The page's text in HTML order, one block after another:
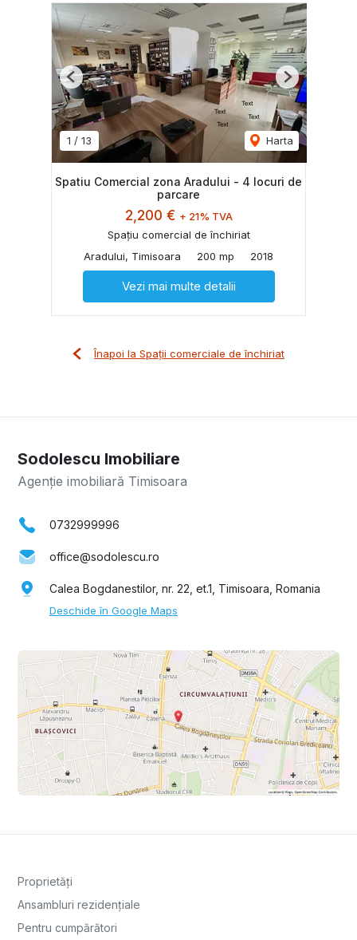
1 / 13 Harta
Previous Next
Spatiu Comercial zona Aradului - 4 locuri de
parcare
2,200 € + 21% TVA
Spațiu comercial de închiriat
Aradului, Timisoara
200 mp 2018
Vezi mai multe detalii
Înapoi la Spații comerciale de închiriat
Sodolescu Imobiliare
Agenție imobiliară Timisoara
0732999996
office@sodolescu.ro
Calea Bogdanestilor, nr. 22, et.1, Timisoara, Romania
Deschide în Google Maps
Proprietăți
Ansambluri rezidențiale
Pentru cumpărători